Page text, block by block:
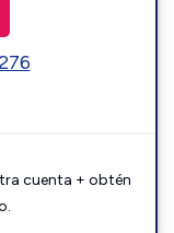
cuenta + obtén